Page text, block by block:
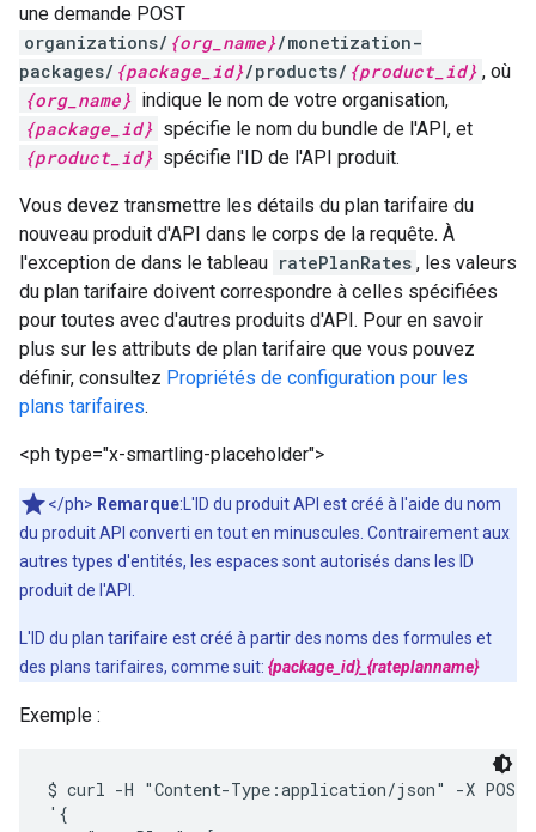
une demande POST
organizations/ {org_name}/monetization-
packages/ {package_id}/products/ {product_id} , où
{org_name} indique le nom de votre organisation,
{package_id} spécifie le nom du bundle de l'API, et
{product_id} spécifie l'ID de l'API produit.
Vous devez transmettre les détails du plan tarifaire du
nouveau produit d'API dans le corps de la requête. À
l'exception de dans le tableau ratePlanRates , les valeurs
du plan tarifaire doivent correspondre à celles spécifiées
pour toutes avec d'autres produits d'API. Pour en savoir
plus sur les attributs de plan tarifaire que vous pouvez
définir, consultez Propriétés de configuration pour les
plans tarifaires.
<ph type="x-smartling-placeholder">
</ph> Remarque:L'ID du produit API est créé à l'aide du nom
du produit API converti en tout en minuscules. Contrairement aux
autres types d'entités, les espaces sont autorisés dans les ID
produit de l'API.
L'ID du plan tarifaire est créé à partir des noms des formules et
des plans tarifaires, comme suit: {package_id}_{rateplanname}
Exemple :
$ curl -H "Content-Type:application/json" -X
'{